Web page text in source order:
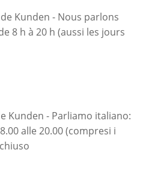
Kunden - Nous parlons
8 h à 20 h (aussi les jours
Kunden - Parliamo italiano:
alle 20.00 (compresi i